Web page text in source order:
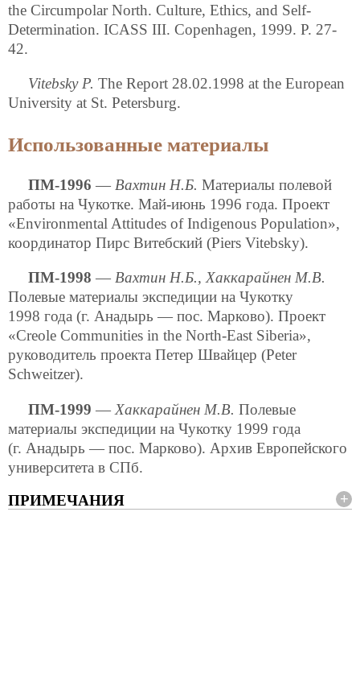
the Circumpolar North. Culture, Ethics, and Self-
Determination. ICASS III. Copenhagen, 1999. P. 27-
42.
Vitebsky P. The Report 28.02.1998 at the European
University at St. Petersburg.
Использованные материалы
ПМ-1996 — Вахтин Н.Б. Материалы полевой
работы на Чукотке. Май-июнь 1996 года. Проект
«Environmental Attitudes of Indigenous Population»,
координатор Пирс Витебский (Piers Vitebsky).
ПМ-1998 — Вахтин Н.Б., Хаккарайнен М.В.
Полевые материалы экспедиции на Чукотку
1998 года (г. Анадырь — пос. Марково). Проект
«Creole Communities in the North-East Siberia»,
руководитель проекта Петер Швайцер (Peter
Schweitzer).
ПМ-1999 — Хаккарайнен М.В. Полевые
материалы экспедиции на Чукотку 1999 года
(г. Анадырь — пос. Марково). Архив Европейского
университета в СПб.
ПРИМЕЧАНИЯ